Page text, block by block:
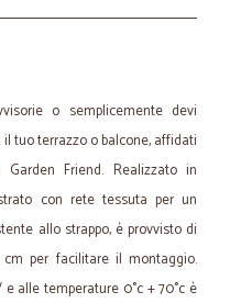
o semplicemente devi
tuo terrazzo o balcone, affidati
Friend. Realizzato in
con rete tessuta per un
allo strappo, è provvisto di
per facilitare il montaggio.
alle temperature 0°c + 70°c è